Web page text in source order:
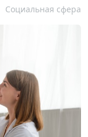
Социальная сфера